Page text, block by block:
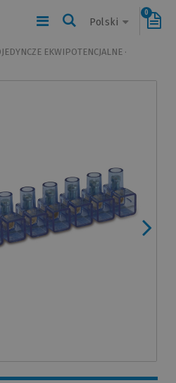
Polski
0
EKWIPOTENCJALNE ·